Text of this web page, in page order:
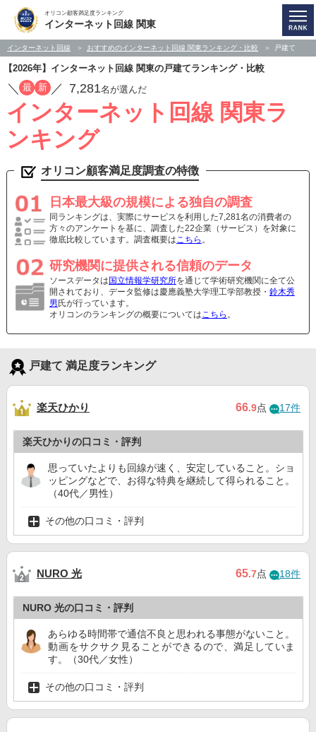
オリコン顧客満足度ランキング
インターネット回線 関東
インターネット回線 おすすめのインターネット回線 関東ランキング・比較 戸建て
【2026年】インターネット回線 関東の戸建てランキング・比較
／ 最 新 ／ 7,281名が選んだ
インターネット回線 関東ラ
ンキング
オリコン顧客満足度調査の特徴
日本最大級の規模による独自の調査
同ランキングは、実際にサービスを利用した7,281名の消費者の
方々のアンケートを基に、調査した22企業（サービス）を対象に
徹底比較しています。調査概要はこちら 。
研究機関に提供される信頼のデータ
ソースデータは 国立情報学研究所を通じて学術研究機関に全て公
開されており、データ監修は慶應義塾大学理工学部教授・ 鈴木秀
男 氏が行っています。
オリコンのランキングの概要についてはこちら 。
戸建て 満足度ランキング
楽天ひかり 66.9点 17件
楽天ひかりの口コミ・評判
思っていたよりも回線が速く、安定していること。ショ
ッピングなどで、お得な特典を継続して得られること。
（40代／男性）
その他の口コミ・評判
NURO 光 65.7点 18件
NURO 光の口コミ・評判
あらゆる時間帯で通信不良と思われる事態がないこと。
動画をサクサク見ることができるので、満足していま
す。（30代／女性）
その他の口コミ・評判